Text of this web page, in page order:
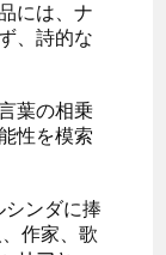
には、ナ
、詩的な
葉の相乗
性を模索
ンダに捧
作家、歌